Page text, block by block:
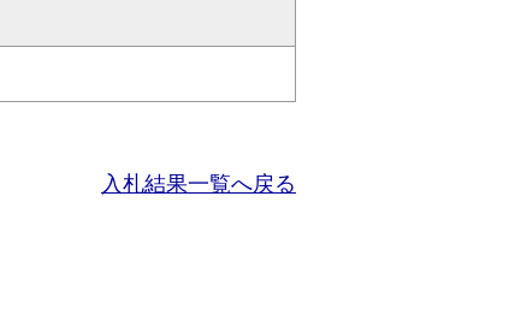
入札結果一覧へ戻る